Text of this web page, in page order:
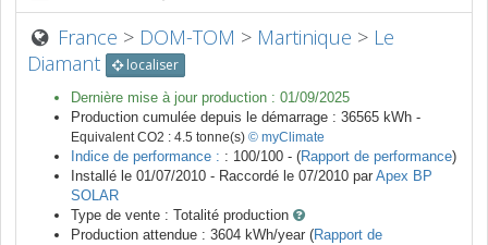
France > DOM-TOM > Martinique > Le
Diamant
localiser
Dernière mise à jour production : 01/09/2025
Production cumulée depuis le démarrage : 36565 kWh -
Equivalent CO2 : 4.5 tonne(s) © myClimate
Indice de performance : : 100/100 - (Rapport de performance)
Installé le 01/07/2010 - Raccordé le 07/2010 par Apex BP
SOLAR
Type de vente : Totalité production
Production attendue : 3604 kWh/year (Rapport de